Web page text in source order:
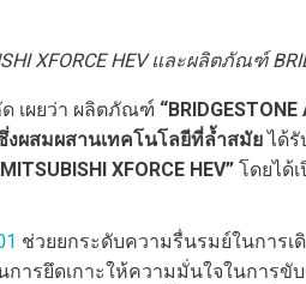
XFORCE HEVและผลิตภัณฑ์
เผยว่า ผลิตภัณฑ์ “
งผสมผสานเทคโนโลยีที่ล้ำสมัยได้
MITSUBISHI XFORCE HEV” โดยได้
ช่วยยกระดับความรื่นรมย์ในการเ
การยึดเกาะให้ความมั่นใจในการ